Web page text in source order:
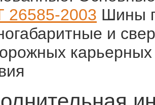
26585-2003 Шины
и